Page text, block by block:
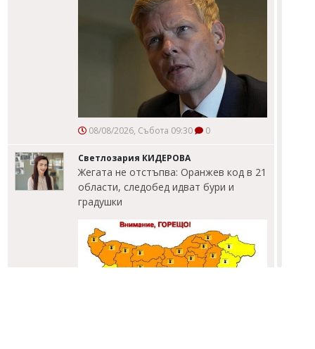
08/08/2026, Събота 09:30 0
Светлозария КИДЕРОВА
Жегата не отстъпва: Оранжев код в 21
области, следобед идват бури и
градушки